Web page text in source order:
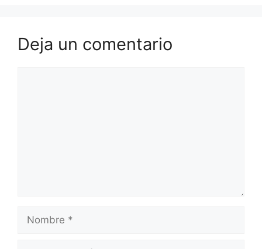
Deja un comentario